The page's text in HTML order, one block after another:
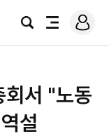
검
전
로
그
회서 "노동
설